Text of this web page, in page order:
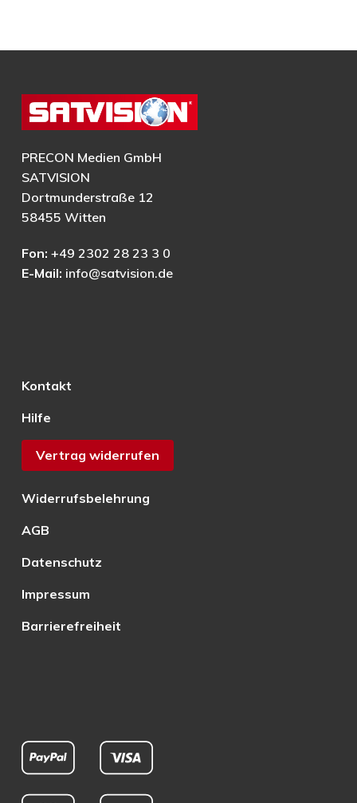
PRECON Medien GmbH
SATVISION
Dortmunderstraße 12
58455 Witten
Fon: +49 2302 28 23 3 0
E-Mail: info@satvision.de
Kontakt
Hilfe
Vertrag widerrufen
Widerrufsbelehrung
AGB
Datenschutz
Impressum
Barrierefreiheit